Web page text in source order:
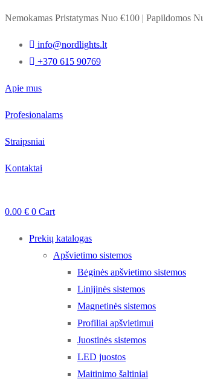
Nemokamas Pristatymas Nuo €100 | Papildomos
info@nordlights.lt
+370 615 90769
Apie mus
Profesionalams
Straipsniai
Kontaktai
0.00 € 0 Cart
Prekių katalogas
Apšvietimo sistemos
Bėginės apšvietimo sistemos
Linijinės sistemos
Magnetinės sistemos
Profiliai apšvietimui
Juostinės sistemos
LED juostos
Maitinimo šaltiniai